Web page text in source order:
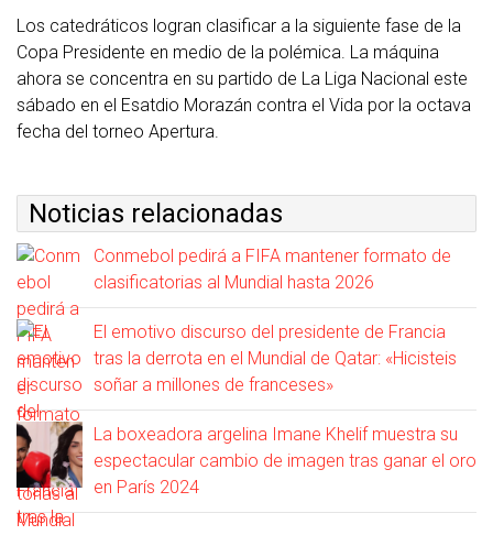
Los catedráticos logran clasificar a la siguiente fase de la
Copa Presidente en medio de la polémica. La máquina
ahora se concentra en su partido de La Liga Nacional este
sábado en el Esatdio Morazán contra el Vida por la octava
fecha del torneo Apertura.
Noticias relacionadas
Conmebol pedirá a FIFA mantener formato de
clasificatorias al Mundial hasta 2026
El emotivo discurso del presidente de Francia
tras la derrota en el Mundial de Qatar: «Hicisteis
soñar a millones de franceses»
La boxeadora argelina Imane Khelif muestra su
espectacular cambio de imagen tras ganar el oro
en París 2024